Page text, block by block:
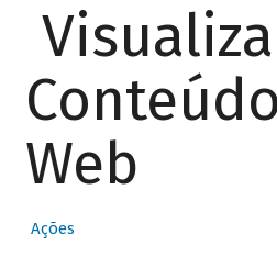
Web
Ações